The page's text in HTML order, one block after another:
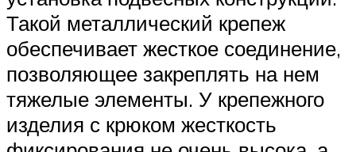
Такой металлический крепеж
обеспечивает жесткое соединение,
позволяющее закреплять на нем
тяжелые элементы. У крепежного
изделия с крюком жесткость